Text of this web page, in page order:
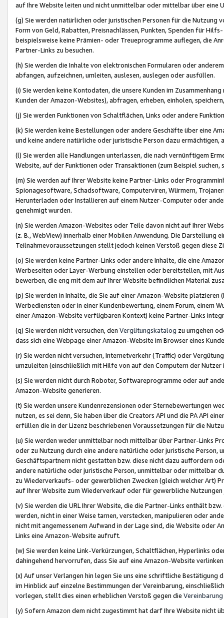
auf Ihre Website leiten und nicht unmittelbar oder mittelbar über eine
(g) Sie werden natürlichen oder juristischen Personen für die Nutzung
Form von Geld, Rabatten, Preisnachlässen, Punkten, Spenden für
beispielsweise keine Prämien- oder Treueprogramme auflegen, die
Partner-Links zu besuchen.
(h) Sie werden die Inhalte von elektronischen Formularen oder
abfangen, aufzeichnen, umleiten, auslesen, auslegen oder ausfüllen.
(i) Sie werden keine Kontodaten, die unsere Kunden im
Kunden der Amazon-Websites), abfragen, erheben, einholen,
(j) Sie werden Funktionen von Schaltflächen, Links oder andere
(k) Sie werden keine Bestellungen oder andere Geschäfte über eine
und keine andere natürliche oder juristische Person dazu
(l) Sie werden alle Handlungen unterlassen, die nach vernünftigem
Website, auf der Funktionen oder Transaktionen (zum Beispiel
(m) Sie werden auf Ihrer Website keine Partner-Links oder
Spionagesoftware, Schadsoftware, Computerviren, Würmern,
Herunterladen oder Installieren auf einem Nutzer-Computer oder
genehmigt wurden.
(n) Sie werden Amazon-Websites oder Teile davon nicht auf Ihrer
(z. B., WebView) innerhalb einer Mobilen Anwendung. Die Darstellung
Teilnahmevoraussetzungen stellt jedoch keinen Verstoß gegen diese
(o) Sie werden keine Partner-Links oder andere Inhalte, die eine
Werbeseiten oder Layer-Werbung einstellen oder bereitstellen, mit
bewerben, die eng mit dem auf Ihrer Website befindlichen Material
(p) Sie werden in Inhalte, die Sie auf einer Amazon-Website
Werbediensten oder in einer Kundenbewertung, einem Forum, einem
einer Amazon-Website verfügbaren Kontext) keine Partner-Links
(q) Sie werden nicht versuchen, den Vergütungskatalog zu umgehen
dass sich eine Webpage einer Amazon-Website im Browser eines
(r) Sie werden nicht versuchen, Internetverkehr (Traffic) oder
umzuleiten (einschließlich mit Hilfe von auf den Computern der
(s) Sie werden nicht durch Roboter, Softwareprogramme oder auf
Amazon-Website generieren.
(t) Sie werden unsere Kundenrezensionen oder Sternebewertungen
nutzen, es sei denn, Sie haben über die Creators API und die PA API
erfüllen die in der Lizenz beschriebenen Voraussetzungen für die
(u) Sie werden weder unmittelbar noch mittelbar über Partner-Links
oder zu Nutzung durch eine andere natürliche oder juristische
Geschäftspartnern nicht gestatten bzw. diese nicht dazu auffordern
andere natürliche oder juristische Person, unmittelbar oder mittelbar
zu Wiederverkaufs- oder gewerblichen Zwecken (gleich welcher Art)
auf Ihrer Website zum Wiederverkauf oder für gewerbliche
(v) Sie werden die URL Ihrer Website, die die Partner-Links enthält
werden, nicht in einer Weise tarnen, verstecken, manipulieren oder
nicht mit angemessenem Aufwand in der Lage sind, die Website oder
Links eine Amazon-Website aufruft.
(w) Sie werden keine Link-Verkürzungen, Schaltflächen, Hyperlinks
dahingehend hervorrufen, dass Sie auf eine Amazon-Website
(x) Auf unser Verlangen hin legen Sie uns eine schriftliche
im Hinblick auf einzelne Bestimmungen der Vereinbarung,
vorlegen, stellt dies einen erheblichen Verstoß gegen die Vereinbarung
(y) Sofern Amazon dem nicht zugestimmt hat darf Ihre Website nicht